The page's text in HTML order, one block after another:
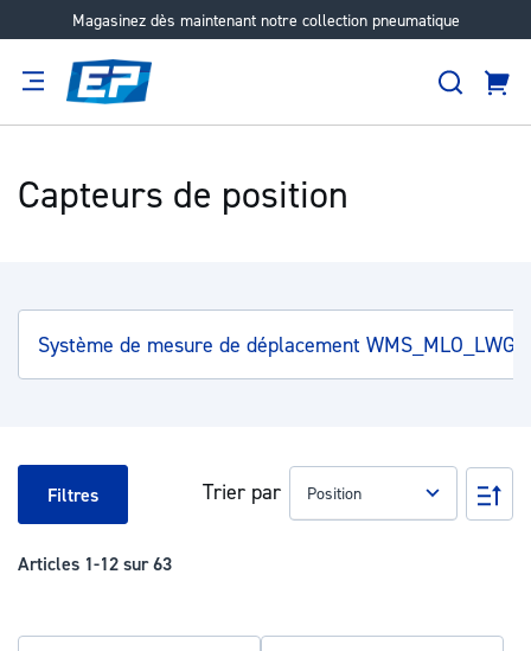
Magasinez dès maintenant notre collection pneumatique
Aller
Capteurs de position
Système de mesure de déplacement
Articles 1-12 sur63
Trier par
Par
Filtres